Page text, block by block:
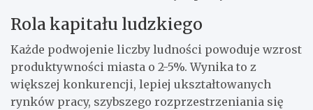
Rola kapitału ludzkiego
Każde podwojenie liczby ludności powoduje wzrost
produktywności miasta o 2-5%. Wynika to z
większej konkurencji, lepiej ukształtowanych
rynków pracy, szybszego rozprzestrzeniania się